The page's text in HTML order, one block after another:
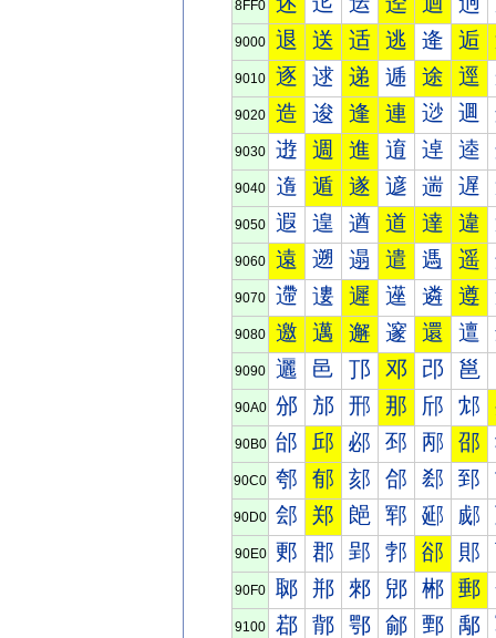
8FF0
9000 退 送 适 逃 逄 逅
9010 逐 逑 递 逓 途 逕
9020 造 逡 逢 連 逤 逥
9030 逰 週 進 逳 逴 逵
9040 遀 遁 遂 遃 遄 遅
9050 遐 遑 遒 道 達 違
9060 遠 遡 遢 遣 遤 遥
9070 遰 遱 遲 遳 遴 遵
9080 邀 邁 邂 邃 還 邅
9090 邐 邑 邒 邓 邔 邕
90A0 邠 邡 邢 那 邤 邥
90B0 邰 邱 邲 邳 邴 邵
90C0 郀 郁 郂 郃 郄 郅
90D0 郐 郑 郒 郓 郔 郕
90E0 郠 郡 郢 郣 郤 郥
90F0 郰 郱 郲 郳 郴 郵
9100 鄀 鄁 鄂 鄃 鄄 鄅